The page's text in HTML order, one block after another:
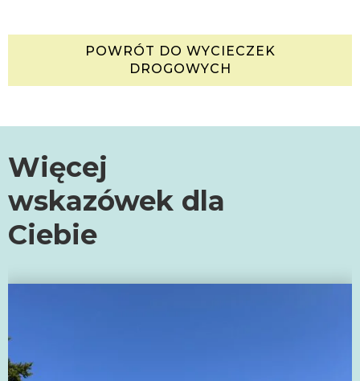
POWRÓT DO WYCIECZEK
DROGOWYCH
Więcej
wskazówek dla
Ciebie